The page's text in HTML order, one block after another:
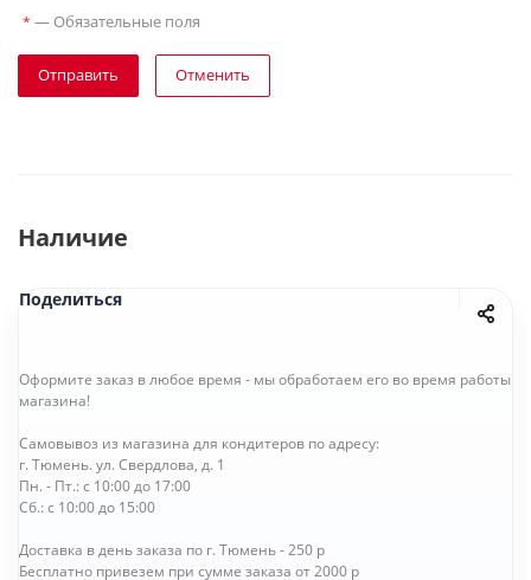
* — Обязательные поля
Отправить Отменить
Наличие
Поделиться
Оформите заказ в любое время - мы обработаем его во время работы
магазина!
Самовывоз из магазина для кондитеров по адресу:
г. Тюмень. ул. Свердлова, д. 1
Пн. - Пт.: с 10:00 до 17:00
Сб.: с 10:00 до 15:00
Доставка в день заказа по г. Тюмень - 250 р
Бесплатно привезем при сумме заказа от 2000 р